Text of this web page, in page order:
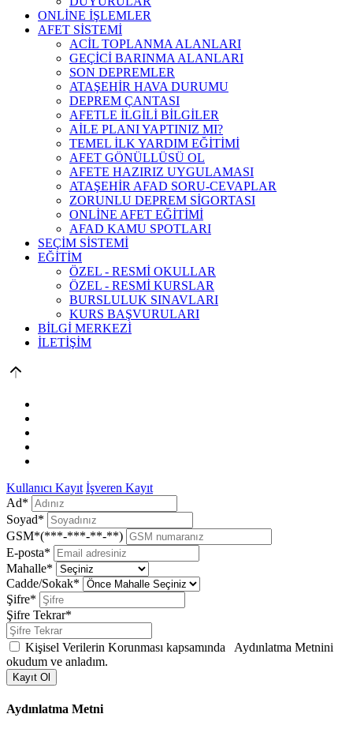
ONLİNE İŞLEMLER
AFET SİSTEMİ
ACİL TOPLANMA ALANLARI
GEÇİCİ BARINMA ALANLARI
SON DEPREMLER
ATAŞEHİR HAVA DURUMU
DEPREM ÇANTASI
AFETLE İLGİLİ BİLGİLER
AİLE PLANI YAPTINIZ MI?
TEMEL İLK YARDIM EĞİTİMİ
AFET GÖNÜLLÜSÜ OL
AFETE HAZIRIZ UYGULAMASI
ATAŞEHİR AFAD SORU-CEVAPLAR
ZORUNLU DEPREM SİGORTASI
ONLİNE AFET EĞİTİMİ
AFAD KAMU SPOTLARI
SEÇİM SİSTEMİ
EĞİTİM
ÖZEL - RESMİ OKULLAR
ÖZEL - RESMİ KURSLAR
BURSLULUK SINAVLARI
KURS BAŞVURULARI
BİLGİ MERKEZİ
İLETİŞİM
Kullanıcı Kayıt İşveren Kayıt
Ad*
Soyad*
GSM*(***-***-**-**)
E-posta*
Mahalle*
Cadde/Sokak*
Şifre*
Şifre Tekrar*
Kişisel Verilerin Korunması kapsamında
Aydınlatma Metnini
okudum ve anladım.
Kayıt Ol
Aydınlatma Metni